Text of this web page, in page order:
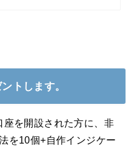
トします。
座を開設された方に、非
を10個+自作インジケー